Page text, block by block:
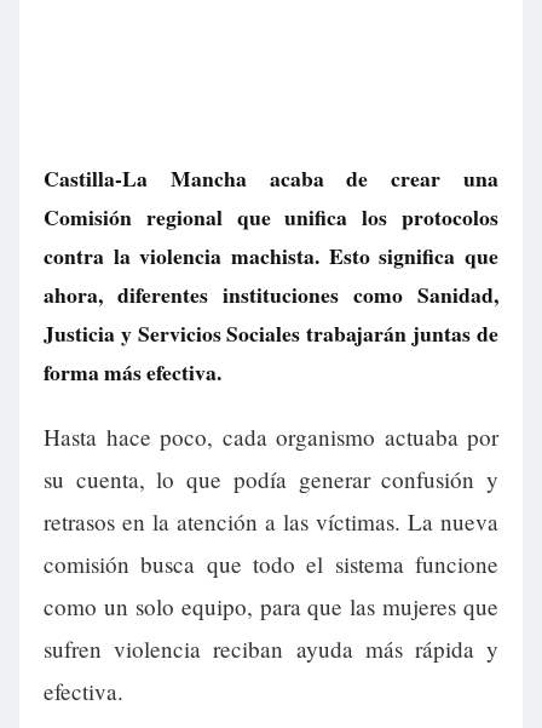
Castilla-La Mancha acaba de crear una
Comisión regional que unifica los protocolos
contra la violencia machista. Esto significa que
ahora, diferentes instituciones como Sanidad,
Justicia y Servicios Sociales trabajarán juntas de
forma más efectiva.
Hasta hace poco, cada organismo actuaba por
su cuenta, lo que podía generar confusión y
retrasos en la atención a las víctimas. La nueva
comisión busca que todo el sistema funcione
como un solo equipo, para que las mujeres que
sufren violencia reciban ayuda más rápida y
efectiva.